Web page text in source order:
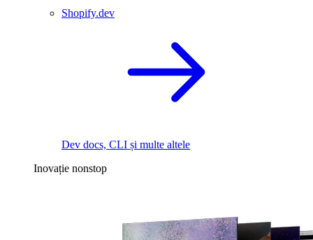
Shopify.dev
Dev docs, CLI și multe altele
Inovație nonstop